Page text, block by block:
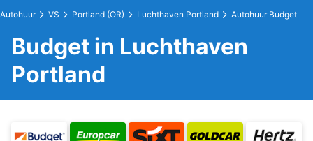
Autohuur VS Portland (OR) Luchthaven Portland Autohuur Budget
Budget in Luchthaven
Portland